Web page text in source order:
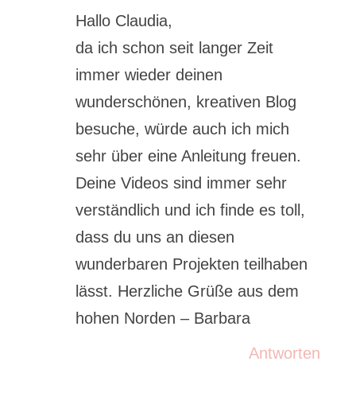
Hallo Claudia,
da ich schon seit langer Zeit
immer wieder deinen
wunderschönen, kreativen Blog
besuche, würde auch ich mich
sehr über eine Anleitung freuen.
Deine Videos sind immer sehr
verständlich und ich finde es toll,
dass du uns an diesen
wunderbaren Projekten teilhaben
lässt. Herzliche Grüße aus dem
hohen Norden – Barbara
Antworten